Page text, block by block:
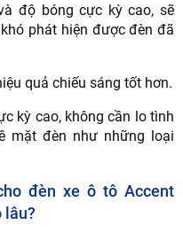
độ bóng cực kỳ cao, sẽ
phát hiện được đèn đã
quả chiếu sáng tốt hơn.
kỳ cao, không cần lo tình
mặt đèn như những loại
đèn xe ô tô Accent
lâu?